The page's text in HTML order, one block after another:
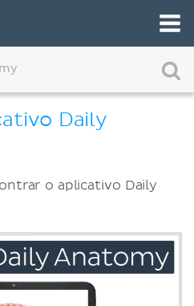
Daily
o aplicativo Daily